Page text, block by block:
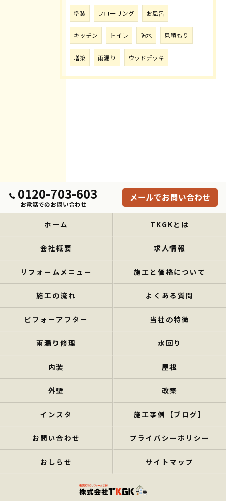
塗装 フローリング お風呂
キッチン トイレ 防水 見積もり
増築 雨漏り ウッドデッキ
0120-703-603
お電話でのお問い合わせ
メールでお問い合わせ
ホーム TKGKとは
会社概要 求人情報
リフォームメニュー 施工と価格について
施工の流れ よくある質問
ビフォーアフター 当社の特徴
雨漏り修理 水回り
内装 屋根
外壁 改築
インスタ 施工事例【ブログ】
お問い合わせ プライバシーポリシー
おしらせ サイトマップ